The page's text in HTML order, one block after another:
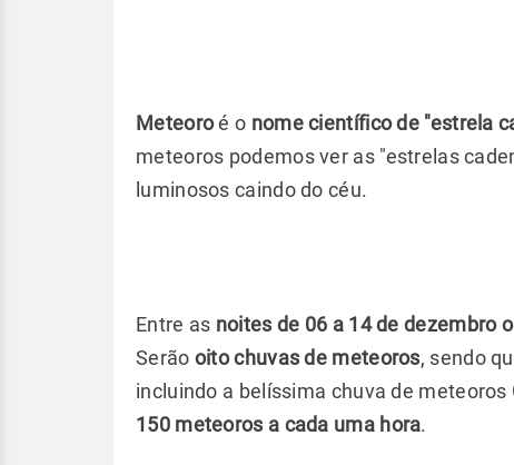
Meteoroé o nome científico de "estrela
meteoros podemos ver as "estrelas
luminosos caindo do céu.
Entre as noites de 06 a 14 de dezembro
Serão oito chuvas de meteoros, sendo
incluindo a belíssima chuva de meteoros
150 meteoros a cada uma hora.